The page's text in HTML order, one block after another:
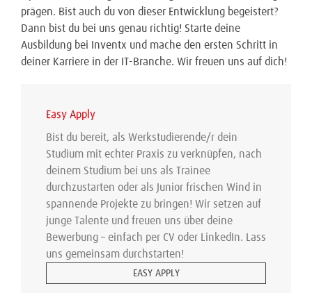
prägen. Bist auch du von dieser Entwicklung begeistert?
Dann bist du bei uns genau richtig! Starte deine
Ausbildung bei Inventx und mache den ersten Schritt in
deiner Karriere in der IT-Branche. Wir freuen uns auf dich!
Easy Apply
Bist du bereit, als Werkstudierende/r dein
Studium mit echter Praxis zu verknüpfen, nach
deinem Studium bei uns als Trainee
durchzustarten oder als Junior frischen Wind in
spannende Projekte zu bringen! Wir setzen auf
junge Talente und freuen uns über deine
Bewerbung – einfach per CV oder LinkedIn. Lass
uns gemeinsam durchstarten!
EASY APPLY